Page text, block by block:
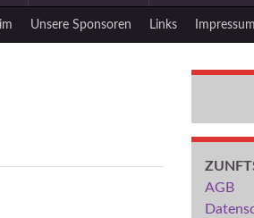
Unsere Sponsoren Links Impressum
AGB